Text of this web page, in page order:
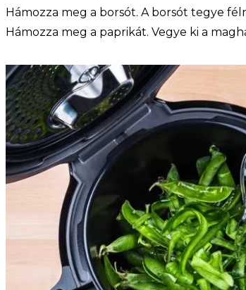
Hámozza meg a borsót. A borsót tegye
Hámozza meg a paprikát. Vegye ki a